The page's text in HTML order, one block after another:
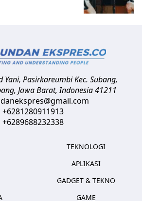
Yani, Pasirkareumbi Kec. Subang,
Jawa Barat,Indonesia41211
+6281280911913
+6289688232338
TEKNOLOGI
APLIKASI
GADGET & TEKNO
GAME